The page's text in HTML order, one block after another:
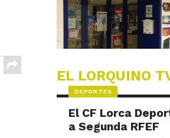
EL LORQUINO
DEPORTES
El CF Lorca
a Segunda RFEF